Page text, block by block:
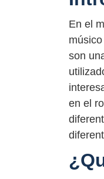
En el
son
en el